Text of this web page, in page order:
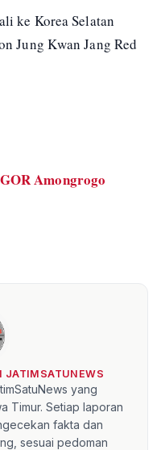
ke Korea Selatan
Jung Kwan Jang Red
Amongrogo
JATIMSATUNEWS
yang
Timur. Setiap laporan
fakta dan
sesuai pedoman